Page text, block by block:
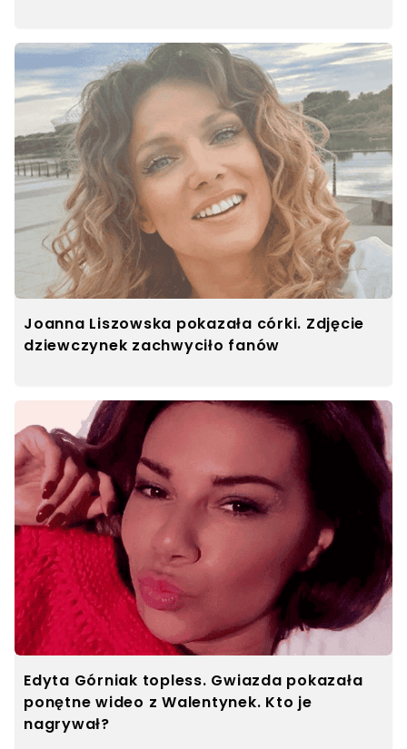
Joanna Liszowska pokazała córki. Zdjęcie
dziewczynek zachwyciło fanów
Edyta Górniak topless. Gwiazda pokazała
ponętne wideo z Walentynek. Kto je
nagrywał?